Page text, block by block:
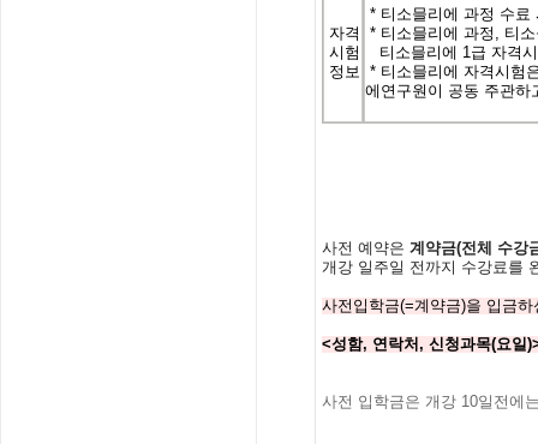
자격
시험
정보
* 티소믈리에 과정 수료
* 티소믈리에 과정, 티
티소믈리에 1급 자격
* 티소믈리에 자격시험
에연 구원이 공동 주관하
사전 예약은 계약금(전체
수강
개강 일주일 전까지 수강료를
사전입학금(=계약금)을 입금
<성함, 연락처, 신청과목(요일
사전 입학금은 개강 10일전에